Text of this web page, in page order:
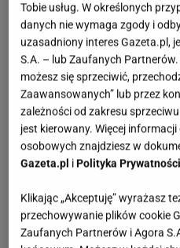
Tobie usług. W określonych
danych nie wymaga zgody i
uzasadniony interes Gazeta.pl,
S.A. – lub Zaufanych
możesz się sprzeciwić,
Zaawansowanych” lub przez
zależności od zakresu
jest kierowany. Więcej
osobowych znajdziesz w
Gazeta.pl iPolityka
Klikając „Akceptuję” wyrażasz
przechowywanie plików cookie
Zaufanych Partnerów i Agora